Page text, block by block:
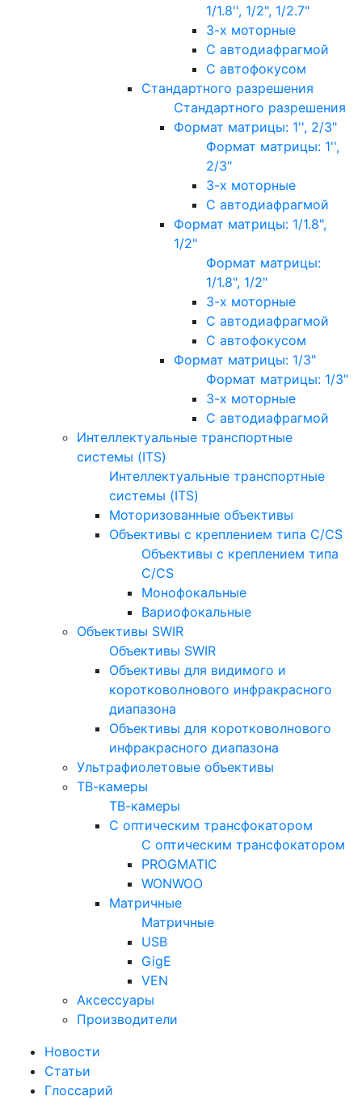
1/1.8'', 1/2", 1/2.7"
3-х моторные
С автодиафрагмой
С автофокусом
Стандартного разрешения
Стандартного разрешения
Формат матрицы: 1'', 2/3"
Формат матрицы: 1'',
2/3"
3-х моторные
С автодиафрагмой
Формат матрицы: 1/1.8",
1/2"
Формат матрицы:
1/1.8", 1/2"
3-х моторные
С автодиафрагмой
С автофокусом
Формат матрицы: 1/3"
Формат матрицы: 1/3"
3-х моторные
С автодиафрагмой
Интеллектуальные транспортные
системы (ITS)
Интеллектуальные транспортные
системы (ITS)
Моторизованные объективы
Объективы с креплением типа C/CS
Объективы с креплением типа
C/CS
Монофокальные
Вариофокальные
Объективы SWIR
Объективы SWIR
Объективы для видимого и
коротковолнового инфракрасного
диапазона
Объективы для коротковолнового
инфракрасного диапазона
Ультрафиолетовые объективы
ТВ-камеры
ТВ-камеры
С оптическим трансфокатором
С оптическим трансфокатором
PROGMATIC
WONWOO
Матричные
Матричные
USB
GigE
VEN
Аксессуары
Производители
Новости
Статьи
Глоссарий